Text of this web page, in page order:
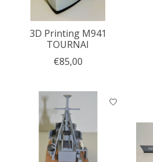
3D Printing M941
TOURNAI
€85,00